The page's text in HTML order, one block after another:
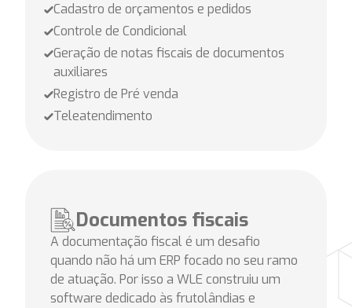
Cadastro de orçamentos e pedidos
Controle de Condicional
Geração de notas fiscais de documentos
auxiliares
Registro de Pré venda
Teleatendimento
Documentos fiscais
A documentação fiscal é um desafio
quando não há um ERP focado no seu ramo
de atuação. Por isso a WLE construiu um
software dedicado às frutolândias e